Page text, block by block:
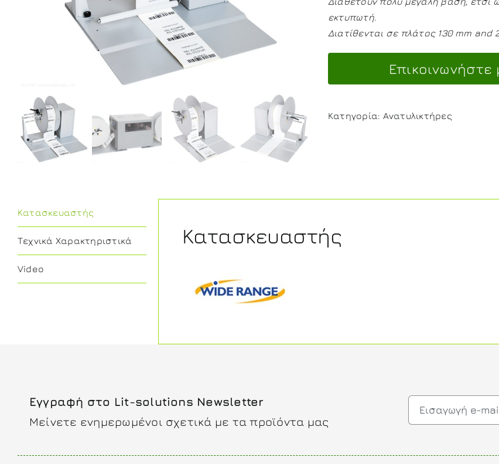
εκτυπωτή.
Διατίθενται σε πλάτος 130 mm and
Κατηγορία: Ανατυλικτήρες
Κατασκευαστής
Τεχνικά Χαρακτηριστικά
Video
Κατασκευαστής
Εγγραφή στο Lit-solutions Newsletter
Μείνετε ενημερωμένοι σχετικά με τα προϊόντα μας